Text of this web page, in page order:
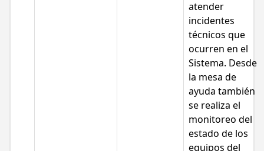
atender
incidentes
técnicos que
ocurren en el
Sistema. Desde
la mesa de
ayuda también
se realiza el
monitoreo del
estado de los
equipos del